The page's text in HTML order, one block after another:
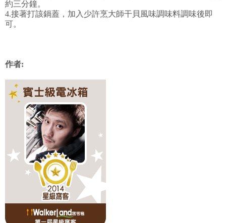
約三分鐘。
4.接著打該鍋蓋，加入少許烹大師干貝風味調味料調味後即
可。
作者: